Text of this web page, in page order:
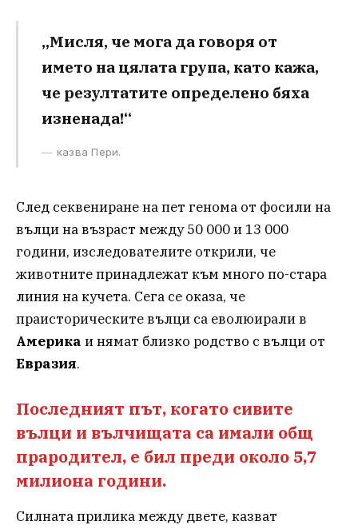
„Мисля, че мога да говоря от
името на цялата група, като кажа,
че резултатите определено бяха
изненада!“
казва Пери.
След секвениране на пет генома от фосили на
вълци на възраст между 50 000 и 13 000
години, изследователите открили, че
животните принадлежат към много по-стара
линия на кучета. Сега се оказа, че
праисторическите вълци са еволюирали в
Америка и нямат близко родство с вълци от
Евразия.
Последният път, когато сивите
вълци и вълчищата са имали общ
прародител, е бил преди около 5,7
милиона години.
Силната прилика между двете, казват